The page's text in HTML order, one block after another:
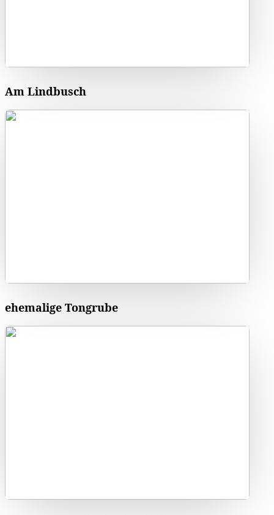
Am Lindbusch
ehemalige Tongrube